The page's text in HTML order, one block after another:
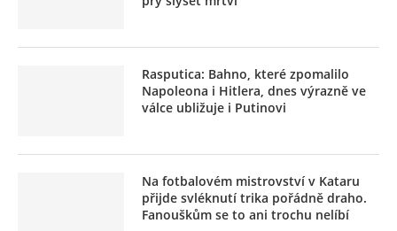
Rasputica: Bahno, které zpomalilo
Napoleona i Hitlera, dnes výrazně ve
válce ubližuje i Putinovi
Na fotbalovém mistrovství v Kataru
přijde svléknutí trika pořádně draho.
Fanouškům se to ani trochu nelíbí